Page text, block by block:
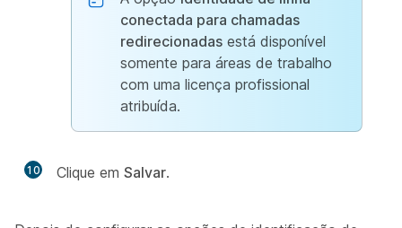
conectada para chamadas
redirecionadas está disponível
somente para áreas de trabalho
com uma licença profissional
atribuída.
10 Clique em Salvar.